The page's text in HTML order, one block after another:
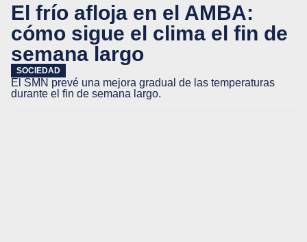
El frío afloja en el AMBA:
cómo sigue el clima el fin de
semana largo
SOCIEDAD
El SMN prevé una mejora gradual de las temperaturas
durante el fin de semana largo.